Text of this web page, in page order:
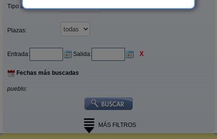
Tipo alquiler:
Plazas:
Entrada: Salida: X
Fechas más buscadas
pueblo:
MÁS FILTROS